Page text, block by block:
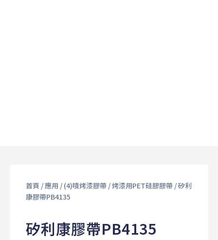
首頁 /應用 / (4)噴烤漆膠帶/烤漆⽤PET硅膠膠帶/ 矽利
康膠帶PB4135
矽利康膠帶PB4135